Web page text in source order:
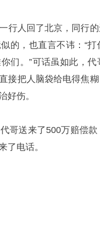
行人回了北京，同行
的，也直言不讳：“打
们。”可话虽如此，
把人脑袋给电得焦
好伤。
哥送来了500万赔偿
了电话。